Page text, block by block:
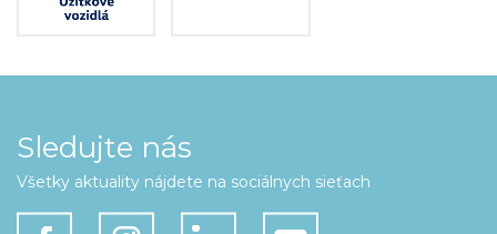
Sledujte nás
Všetky aktuality nájdete na sociálnych sieťach